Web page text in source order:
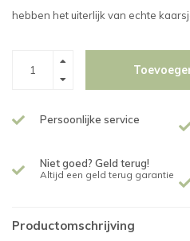
hebben het uiterlijk van echte
Persoonlijke service
Niet goed? Geld terug!
Altijd een geld terug garantie
Productomschrijving